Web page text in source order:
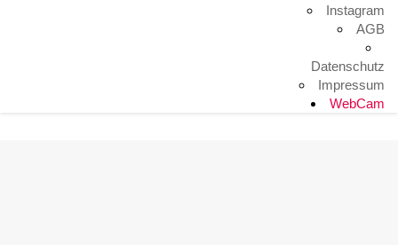
Instagram
AGB
Datenschutz
Impressum
WebCam